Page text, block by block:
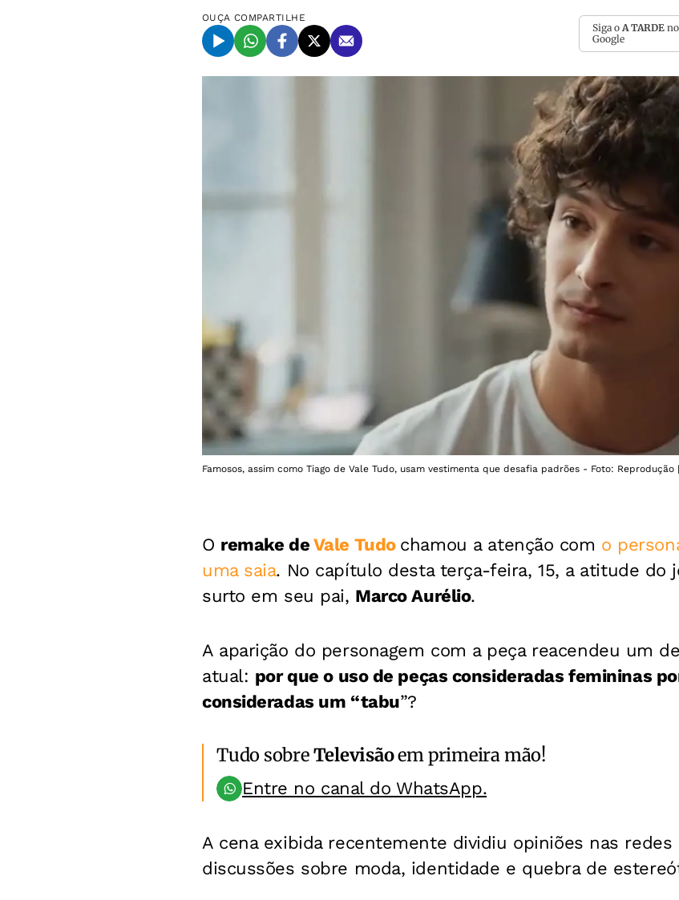
OUÇA COMPARTILHE
Siga o A TARDE no
Google
Famosos, assim como Tiago de Vale Tudo, usam vestimenta que desafia padrões - Foto: Reprodução
O remake de Vale Tudo chamou a atenção com o
uma saia. No capítulo desta terça-feira, 15, a atitude do
surto em seu pai, Marco Aurélio.
A aparição do personagem com a peça reacendeu um
atual: por que o uso de peças consideradas femininas
consideradas um “tabu”?
Tudo sobreTelevisãoem primeira mão!
Entre no canal do WhatsApp.
A cena exibida recentemente dividiu opiniões nas
discussões sobre moda, identidade e quebra de